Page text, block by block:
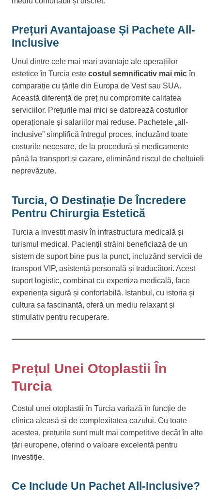
Prețuri Avantajoase Și Pachete All-
Inclusive
Unul dintre cele mai mari avantaje ale operațiilor
estetice în Turcia este costul semnificativ mai micîn
comparație cu țările din Europa de Vest sau SUA.
Această diferență de preț nu compromite calitatea
serviciilor. Prețurile mai mici se datorează costurilor
operaționale și salariilor mai reduse. Pachetele „all-
inclusive” simplifică întregul proces, incluzând toate
costurile necesare, de la procedură și medicamente
până la transport și cazare, eliminând riscul de cheltuieli
neprevăzute.
Turcia, O Destinație De Încredere
Pentru Chirurgia Estetică
Turcia a investit masiv în infrastructura medicală și
turismul medical. Pacienții străini beneficiază de un
sistem de suport bine pus la punct, incluzând servicii de
transport VIP, asistență personală și traducători. Acest
suport logistic, combinat cu expertiza medicală, face
experiența sigură și confortabilă. Istanbul, cu istoria și
cultura sa fascinantă, oferă un mediu relaxant și
stimulativ pentru recuperare.
Prețul Unei Otoplastii În
Turcia
Costul unei otoplastii în Turcia variază în funcție de
clinica aleasă și de complexitatea cazului. Cu toate
acestea, prețurile sunt mult mai competitive decât în alte
țări europene, oferind o valoare excelentă pentru
investiție.
Ce Include Un Pachet All-Inclusive?